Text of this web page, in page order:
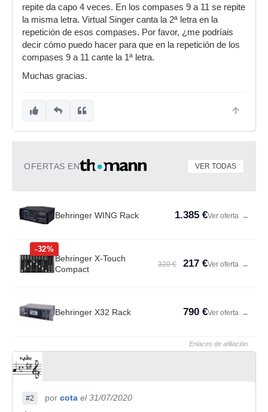
repite da capo 4 veces. En los compases 9 a 11 se repite
la misma letra. Virtual Singer canta la 2ª letra en la
repetición de esos compases. Por favor, ¿me podríais
decir cómo puedo hacer para que en la repetición de los
compases 9 a 11 cante la 1ª letra.
Muchas gracias.
OFERTAS EN VER TODAS
Behringer WING Rack 1.385 €Ver oferta →
-32%
Behringer X-Touch
Compact
320 € 217 €Ver oferta →
Behringer X32 Rack 790 €Ver oferta →
Enlaces de afiliación
#2 por cota el 31/07/2020